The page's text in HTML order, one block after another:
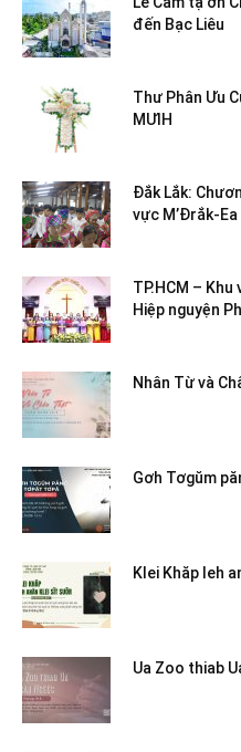
đến Bạc Liêu
Thư Phân Ưu
MƯIH
Đắk Lắk:
vực M’Đrắk-
TP.HCM –
Hiệp nguyện
Nhân Từ và
Gơh Tơgŭm
Klei Khăp leh
Ua Zoo thiab